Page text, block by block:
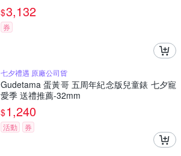
$3,132
券
七夕禮遇 原廠公司貨
Gudetama 蛋黃哥 五周年紀念版兒童錶 七夕寵
愛季 送禮推薦-32mm
$1,240
活動 券